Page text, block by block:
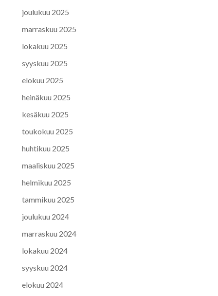
joulukuu 2025
marraskuu 2025
lokakuu 2025
syyskuu 2025
elokuu 2025
heinäkuu 2025
kesäkuu 2025
toukokuu 2025
huhtikuu 2025
maaliskuu 2025
helmikuu 2025
tammikuu 2025
joulukuu 2024
marraskuu 2024
lokakuu 2024
syyskuu 2024
elokuu 2024